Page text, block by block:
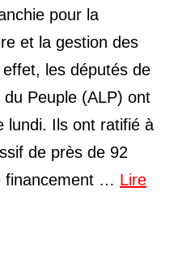
pour la
et la gestion des
les députés de
du Peuple (ALP) ont
lundi. Ils ont ratifié à
de près de 92
financement … Lire